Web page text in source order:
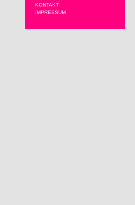
KONTAKT
IMPRESSUM